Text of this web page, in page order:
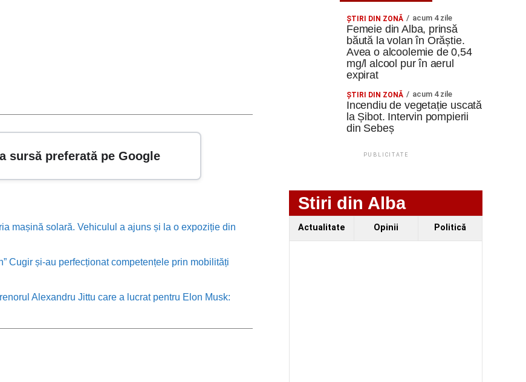
sursă preferată pe Google
mașină solară. Vehiculul a ajuns și la o expoziție din
Cugir și-au perfecționat competențele prin mobilități
Alexandru Jittu care a lucrat pentru Elon Musk:
ŞTIRI DIN ZONĂ acum 4 zile
Femeie din Alba, prinsă
băută la volan în Orăștie.
Avea o alcoolemie de 0,54
mg/l alcool pur în aerul
expirat
ŞTIRI DIN ZONĂ acum 4 zile
Incendiu de vegetație uscată
la Șibot. Intervin pompierii
din Sebeș
PUBLICITATE
Stiri din Alba
Actualitate Opinii Politică